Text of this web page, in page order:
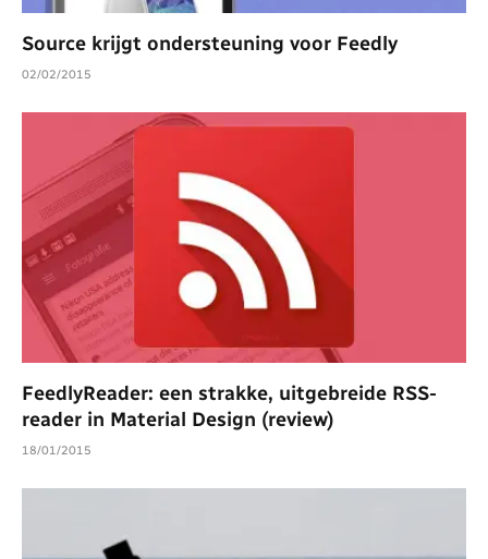
Source krijgt ondersteuning voor Feedly
02/02/2015
FeedlyReader: een strakke, uitgebreide RSS-
reader in Material Design (review)
18/01/2015